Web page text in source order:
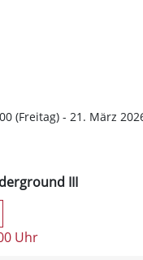
(Freitag) - 21. März
III
Uhr